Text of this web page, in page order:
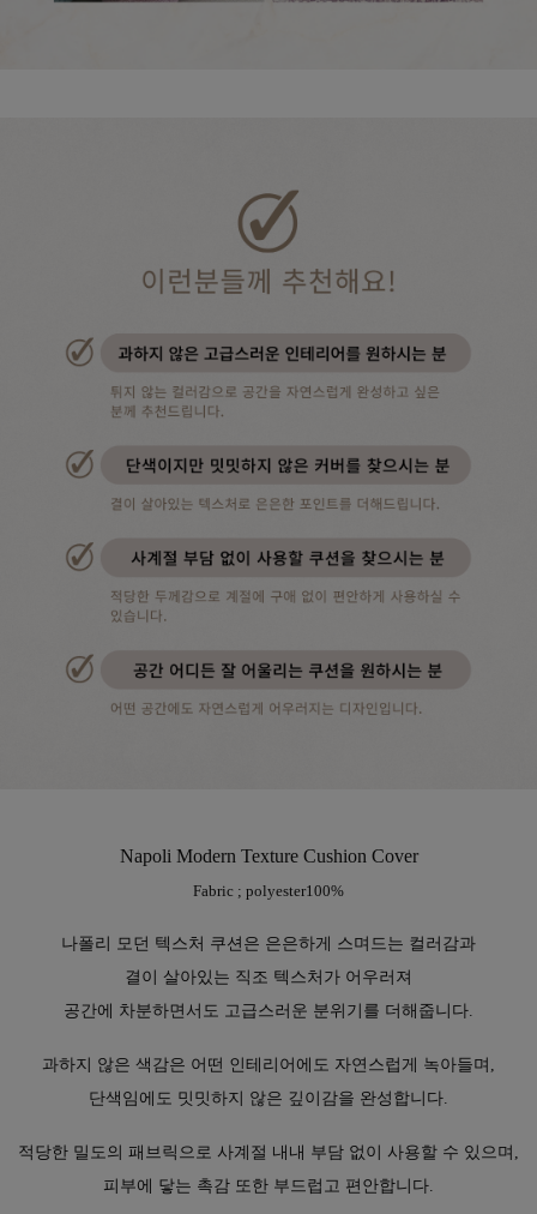
Napoli Modern Texture Cushion Cover
Fabric ; polyester100%
나폴리 모던 텍스처 쿠션은 은은하게 스며드는 컬러감과
결이 살아있는 직조 텍스처가 어우러져
공간에 차분하면서도 고급스러운 분위기를 더해줍니다.
과하지 않은 색감은 어떤 인테리어에도 자연스럽게 녹아들며,
단색임에도 밋밋하지 않은 깊이감을 완성합니다.
적당한 밀도의 패브릭으로 사계절 내내 부담 없이 사용할 수 있으며,
피부에 닿는 촉감 또한 부드럽고 편안합니다.